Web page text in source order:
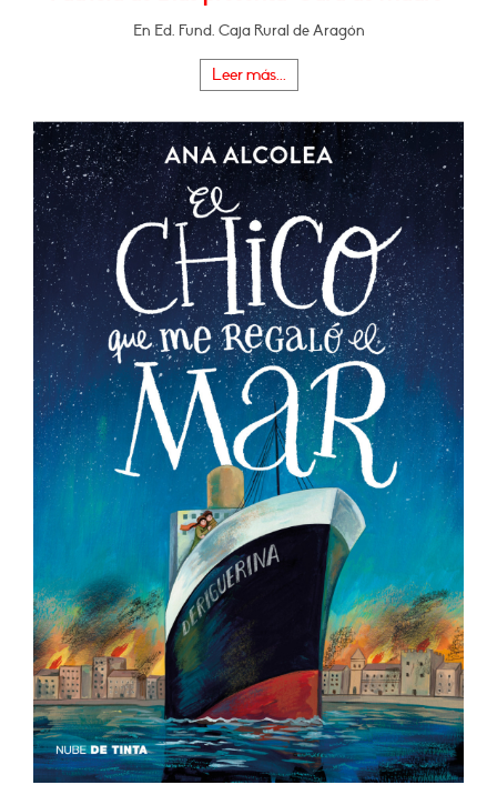
En Ed. Fund. Caja Rural de Aragón
Leer más...